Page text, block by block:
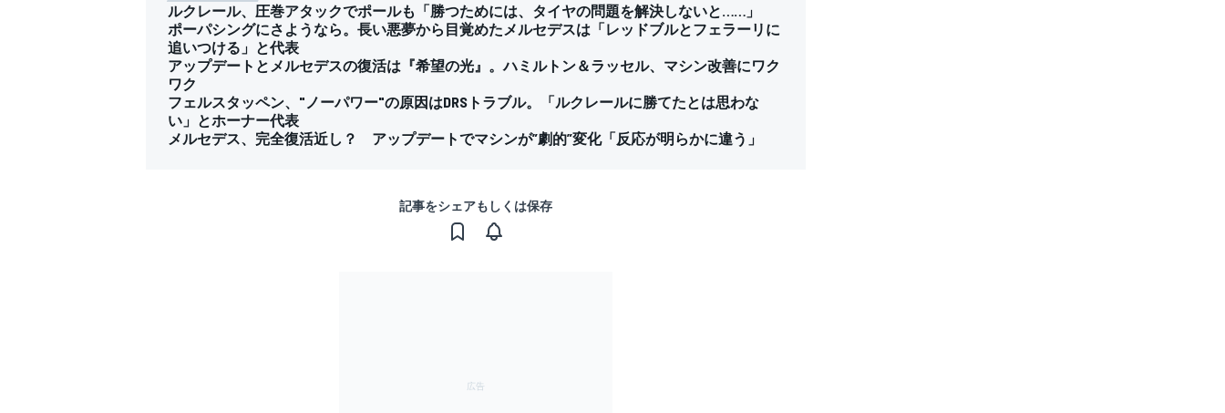
ルクレール、圧巻アタックでポールも「勝つためには、タイヤの問題を解決しないと……」
ポーパシングにさようなら。長い悪夢から目覚めたメルセデスは「レッドブルとフェラーリに
追いつける」と代表
アップデートとメルセデスの復活は『希望の光』。ハミルトン＆ラッセル、マシン改善にワク
ワク
フェルスタッペン、"ノーパワー"の原因はDRSトラブル。「ルクレールに勝てたとは思わな
い」とホーナー代表
メルセデス、完全復活近し？ アップデートでマシンが”劇的”変化「反応が明らかに違う」
記事をシェアもしくは保存